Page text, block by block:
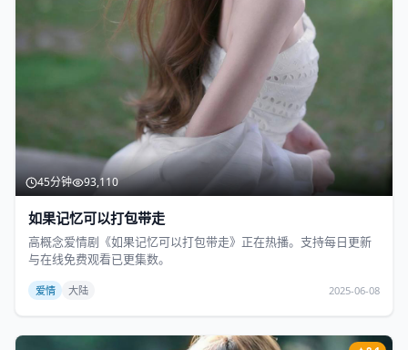
45分钟 93,110
如果记忆可以打包带走
高概念爱情剧《如果记忆可以打包带走》正在热播。支持每日更新
与在线免费观看已更集数。
爱情 大陆 2025-06-08